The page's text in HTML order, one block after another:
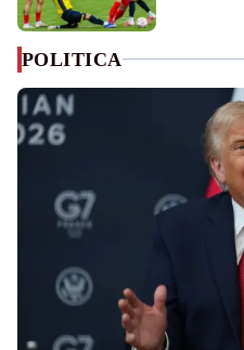
POLITICA